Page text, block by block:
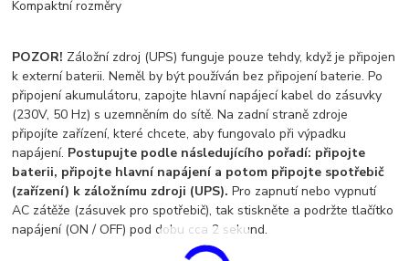
Kompaktní rozměry
POZOR! Záložní zdroj (UPS) funguje pouze tehdy, když je připojen
k externí baterii. Neměl by být používán bez připojení baterie. Po
připojení akumulátoru, zapojte hlavní napájecí kabel do zásuvky
(230V, 50 Hz) s uzemněním do sítě. Na zadní straně zdroje
připojíte zařízení, které chcete, aby fungovalo při výpadku
napájení. Postupujte podle následujícího pořadí: připojte
baterii, připojte hlavní napájení a potom připojte spotřebič
(zařízení) k záložnímu zdroji (UPS).Pro zapnutí nebo vypnutí
AC zátěže (zásuvek pro spotřebič), tak stiskněte a podržte tlačítko
napájení (ON / OFF) pod dobu cca 2 sekund.